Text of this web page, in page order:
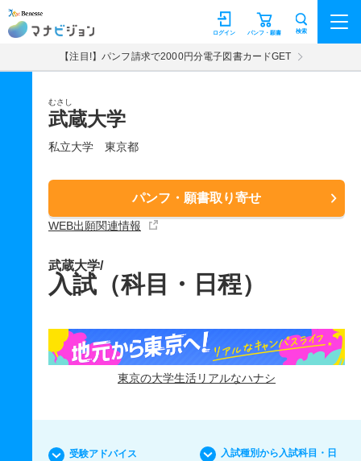
マナビジョン パンフ・願書
ログイン 検索
【注目!】パンフ請求で2000円分電子図書カードGET
むさし
武蔵大学
私立大学 東京都
パンフ・願書取り寄せ
WEB出願関連情報
武蔵大学/
入試（科目・日程）
東京の大学生活リアルなハナシ
受験アドバイス
入試種別から入試科目・日